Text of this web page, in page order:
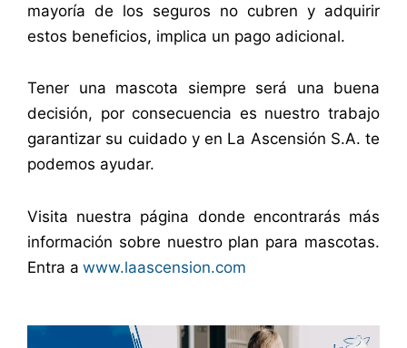
mayoría de los seguros no cubren y adquirir
estos beneficios, implica un pago adicional.
Tener una mascota siempre será una buena
decisión, por consecuencia es nuestro trabajo
garantizar su cuidado y en La Ascensión S.A. te
podemos ayudar.
Visita nuestra página donde encontrarás más
información sobre nuestro plan para mascotas.
Entra a www.laascension.com